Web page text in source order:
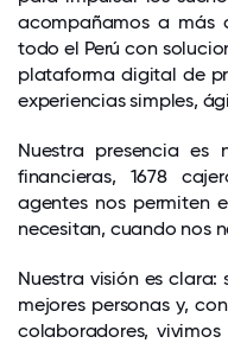
acompañamos a más
todo el Perú con
plataforma digital de
experiencias simples,
Nuestra presencia es
financieras, 1678
agentes nos permiten
necesitan, cuando nos
Nuestra visión es
mejores personas y,
colaboradores,